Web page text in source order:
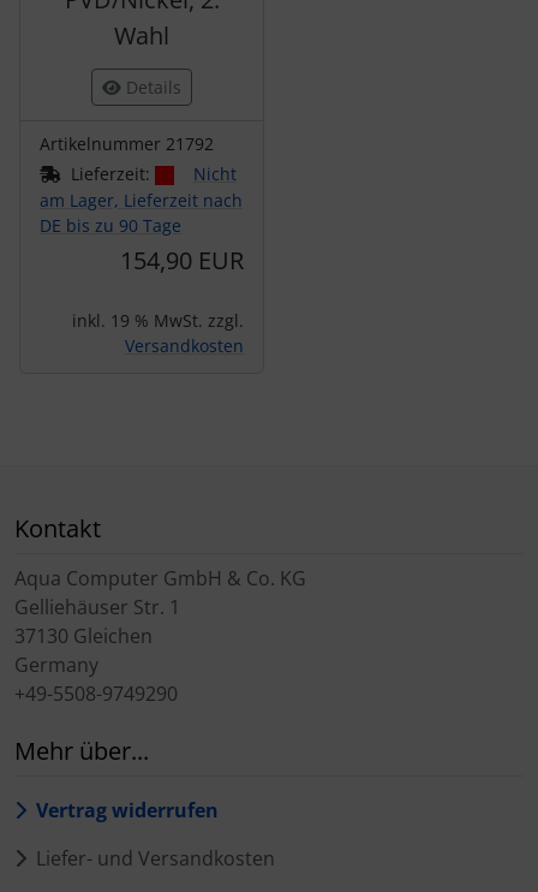
Wahl
Details
Artikelnummer 21792
Lieferzeit:
Nicht
am Lager, Lieferzeit nach
DE bis zu 90 Tage
154,90 EUR
inkl. 19 % MwSt. zzgl.
Versandkosten
Kontakt
Aqua Computer GmbH & Co. KG
Gelliehäuser Str. 1
37130 Gleichen
Germany
+49-5508-9749290
Mehr über...
Vertrag widerrufen
Liefer- und Versandkosten